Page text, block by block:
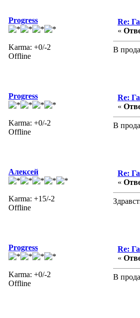
Progress
Karma: +0/-2
Offline
Re:
«
В
Progress
Karma: +0/-2
Offline
Re:
«
В
Алексей
Karma: +15/-2
Offline
Re:
«
Progress
Karma: +0/-2
Offline
Re:
«
В